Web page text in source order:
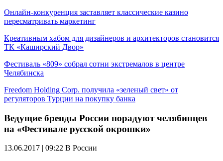
Онлайн-конкуренция заставляет классические казино
пересматривать маркетинг
Креативным хабом для дизайнеров и архитекторов становится
ТК «Каширский Двор»
Фестиваль «809» собрал сотни экстремалов в центре
Челябинска
Freedom Holding Corp. получила «зеленый свет» от
регуляторов Турции на покупку банка
Ведущие бренды России порадуют челябинцев
на «Фестивале русской окрошки»
13.06.2017 | 09:22 В России